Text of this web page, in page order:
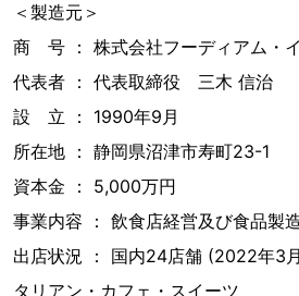
＜製造元＞
商 号 ： 株式会社フーディアム・
代表者 ： 代表取締役 三木 信治
設 立 ： 1990年9月
所在地 ： 静岡県沼津市寿町23-1
資本金 ： 5,000万円
事業内容 ： 飲食店経営及び食品製
出店状況 ： 国内24店舗 (2022年3
タリアン・カフェ・スイーツ